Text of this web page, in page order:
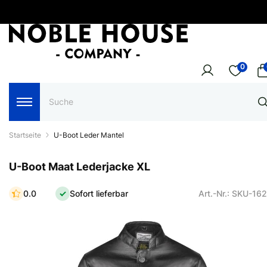
0
Startseite U-Boot Leder Mantel
U-Boot Maat Lederjacke XL
0.0 Sofort lieferbar Art.-Nr.: SKU-